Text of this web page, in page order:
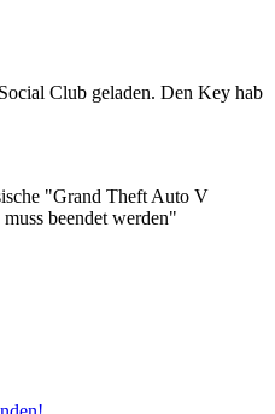
Club geladen. Den Key hab
"Grand Theft Auto V
beendet werden"